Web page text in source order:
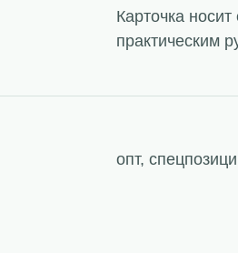
Карточка
практическим
опт,